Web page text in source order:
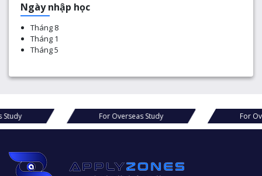
Ngày nhập học
Tháng 8
Tháng 1
Tháng 5
For Overseas Study For Overseas Study